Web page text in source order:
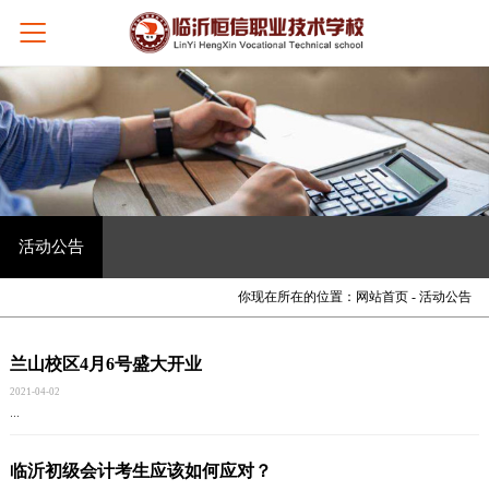
活动公告
你现在所在的位置： 网站首页 - 活动公告
兰山校区4月6号盛大开业
2021-04-02
临沂初级会计考生应该如何应对？